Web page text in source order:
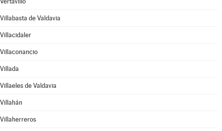
Villabasta de Valdavia
Villacidaler
Villaconancio
Villada
Villaeles de Valdavia
Villahán
Villaherreros